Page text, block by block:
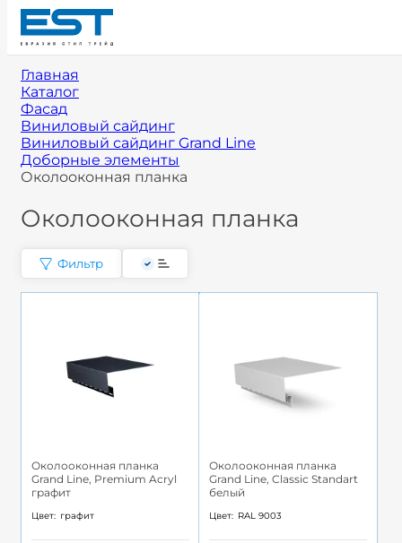
Главная
Каталог
Фасад
Виниловый сайдинг
Виниловый сайдинг Grand Line
Доборные элементы
Околооконная планка
Околооконная планка
Фильтр
Околооконная планка
Grand Line, Premium Acryl
графит
Цвет: графит
Околооконная планка
Grand Line, Classic Standart
белый
Цвет: RAL 9003